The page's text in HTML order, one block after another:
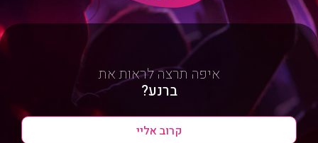
איפה תרצה לראות את
ברנע?